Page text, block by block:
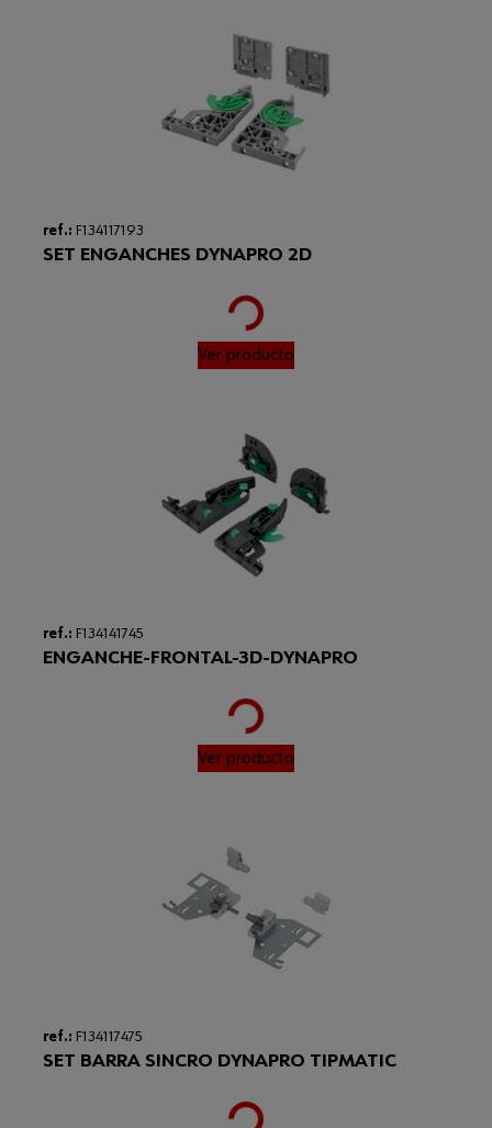
ref.: F134117193
SET ENGANCHES DYNAPRO 2D
Loading...
Ver producto
ref.: F134141745
ENGANCHE-FRONTAL-3D-DYNAPRO
Loading...
Ver producto
ref.: F134117475
SET BARRA SINCRO DYNAPRO TIPMATIC